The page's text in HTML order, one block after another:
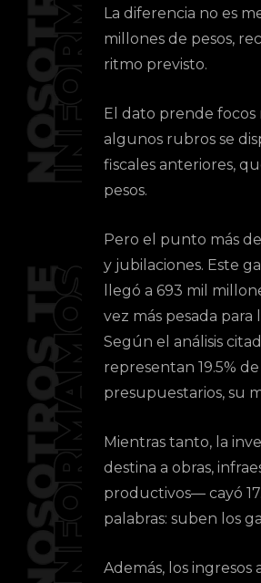
La diferencia no es
millones de pesos,
ritmo previsto.
El dato prende focos
algunos rubros se
fiscales anteriores,
pesos.
Pero el punto más
y jubilaciones. Este
llegó a 693 mil
vez más pesada para
Según el análisis
representan 19.5%
presupuestarios, su
Mientras tanto, la
destina a obras,
productivos— cayó
palabras: suben los
Además, los